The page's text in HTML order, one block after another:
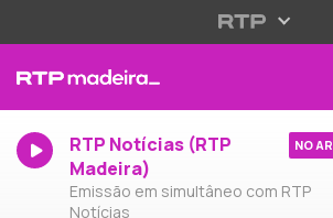
RTP Notícias (RTP
Madeira)
Emissão em simultâneo com RTP
Notícias
NO AR